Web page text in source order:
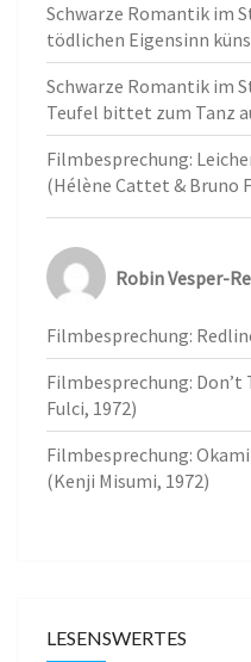
Schwarze Romantik im
tödlichen Eigensinn
Schwarze Romantik im
Teufel bittet zum Tanz
Filmbesprechung:
(Hélène Cattet & Bruno
Robin Vesper-
Filmbesprechung:
Filmbesprechung:
Fulci, 1972)
Filmbesprechung:
(Kenji Misumi, 1972)
LESENSWERTES